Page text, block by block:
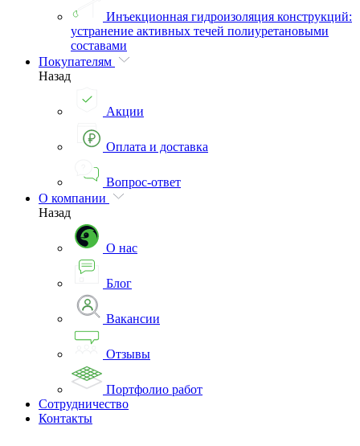
Инъекционная гидроизоляция конструкций:
устранение активных течей полиуретановыми
составами
Покупателям
Назад
Акции
Оплата и доставка
Вопрос-ответ
О компании
Назад
О нас
Блог
Вакансии
Отзывы
Портфолио работ
Сотрудничество
Контакты